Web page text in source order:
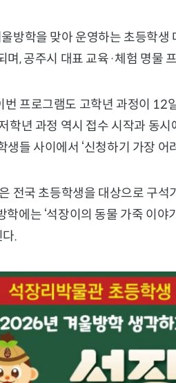
방학을 맞아 운영하는 초등학생
며, 공주시 대표 교육·체험 명물
프로그램도 고학년 과정이 12
학년 과정 역시 접수 시작과 동
생들 사이에서 ‘신청하기 가장
전국 초등학생을 대상으로 구
학에는 ‘석장이의 동물 가죽 이
.